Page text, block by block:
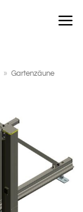
» Gartenzäune